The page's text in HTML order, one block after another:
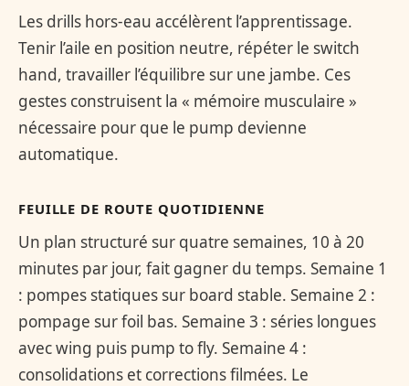
Les drills hors-eau accélèrent l’apprentissage.
Tenir l’aile en position neutre, répéter le switch
hand, travailler l’équilibre sur une jambe. Ces
gestes construisent la « mémoire musculaire »
nécessaire pour que le pump devienne
automatique.
FEUILLE DE ROUTE QUOTIDIENNE
Un plan structuré sur quatre semaines, 10 à 20
minutes par jour, fait gagner du temps. Semaine 1
: pompes statiques sur board stable. Semaine 2 :
pompage sur foil bas. Semaine 3 : séries longues
avec wing puis pump to fly. Semaine 4 :
consolidations et corrections filmées. Le